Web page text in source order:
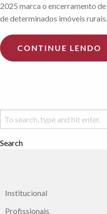
2025 marca o encerramento
de determinados imóveis rurais.
CONTINUE LENDO
Search
Institucional
Profissionais